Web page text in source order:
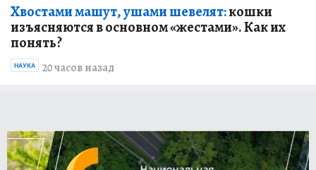
Хвостами машут, ушами шевелят:кошки
изъясняются в основном «жестами». Как их
понять?
20 часов назад
НАУКА